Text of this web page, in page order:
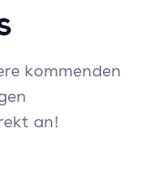
kommenden
an!